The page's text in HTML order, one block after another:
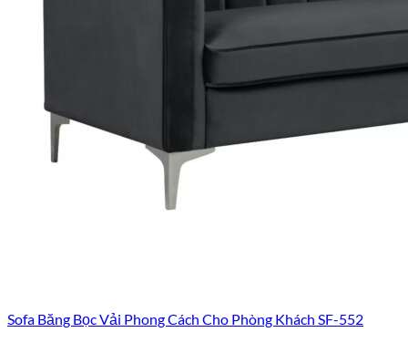
Sofa Băng Bọc Vải Phong Cách Cho Phòng Khách SF-552